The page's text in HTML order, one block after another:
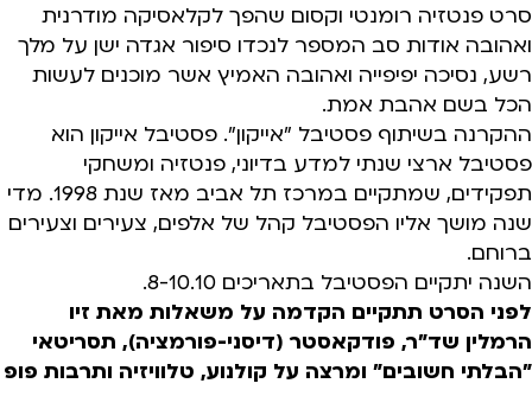
סרט פנטזיה רומנטי וקסום שהפך לקלאסיקה מודרנית
ואהובה אודות סב המספר לנכדו סיפור אגדה ישן על מלך
רשע, נסיכה יפיפייה ואהובה האמיץ אשר מוכנים לעשות
הכל בשם אהבת אמת.
ההקרנה בשיתוף פסטיבל "אייקון". פסטיבל אייקון הוא
פסטיבל ארצי שנתי למדע בדיוני, פנטזיה ומשחקי
תפקידים, שמתקיים במרכז תל אביב מאז שנת 1998. מדי
שנה מושך אליו הפסטיבל קהל של אלפים, צעירים וצעירים
ברוחם.
השנה יתקיים הפסטיבל בתאריכים 8-10.10.
לפני הסרט תתקיים הקדמה על משאלות מאת זיו
הרמלין שד"ר, פודקאסטר (דיסני-פורמציה), תסריטאי
"הבלתי חשובים" ומרצה על קולנוע, טלוויזיה ותרבות פופ